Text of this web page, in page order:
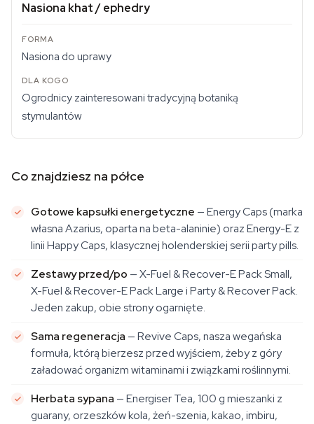
Nasiona khat / ephedry
Nasiona do uprawy
Ogrodnicy zainteresowani tradycyjną botaniką
stymulantów
Co znajdziesz na półce
Gotowe kapsułki energetyczne — Energy Caps (marka
własna Azarius, oparta na beta-alaninie) oraz Energy-E z
linii Happy Caps, klasycznej holenderskiej serii party pills.
Zestawy przed/po — X-Fuel & Recover-E Pack Small,
X-Fuel & Recover-E Pack Large i Party & Recover Pack.
Jeden zakup, obie strony ogarnięte.
Sama regeneracja — Revive Caps, nasza wegańska
formuła, którą bierzesz przed wyjściem, żeby z góry
załadować organizm witaminami i związkami roślinnymi.
Herbata sypana — Energiser Tea, 100 g mieszanki z
guarany, orzeszków kola, żeń-szenia, kakao, imbiru,